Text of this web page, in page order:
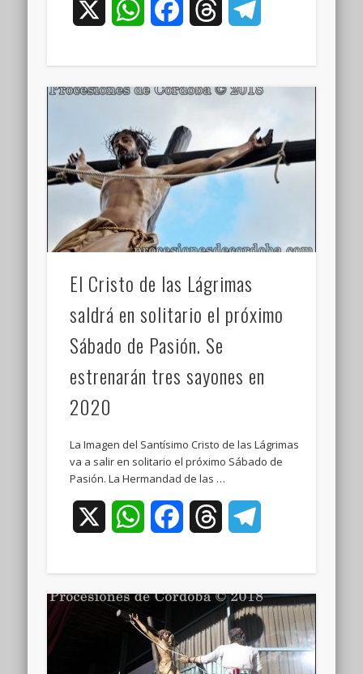
WhatsAppFacebookThreads
El Cristo de las Lágrimas
saldrá en solitario el próximo
Sábado de Pasión. Se
estrenarán tres sayones en
2020
La Imagen del Santísimo Cristo de las Lágrimas
va a salir en solitario el próximo Sábado de
Pasión. La Hermandad de las …
WhatsAppFacebookThreads